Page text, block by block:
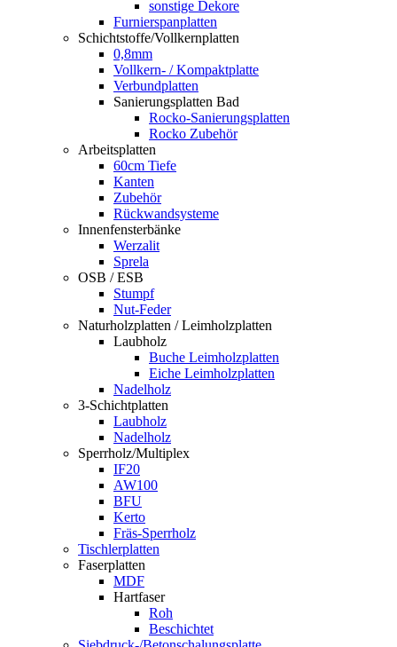
sonstige Dekore
Furnierspanplatten
Schichtstoffe/Vollkernplatten
0,8mm
Vollkern- / Kompaktplatte
Verbundplatten
Sanierungsplatten Bad
Rocko-Sanierungsplatten
Rocko Zubehör
Arbeitsplatten
60cm Tiefe
Kanten
Zubehör
Rückwandsysteme
Innenfensterbänke
Werzalit
Sprela
OSB / ESB
Stumpf
Nut-Feder
Naturholzplatten / Leimholzplatten
Laubholz
Buche Leimholzplatten
Eiche Leimholzplatten
Nadelholz
3-Schichtplatten
Laubholz
Nadelholz
Sperrholz/Multiplex
IF20
AW100
BFU
Kerto
Fräs-Sperrholz
Tischlerplatten
Faserplatten
MDF
Hartfaser
Roh
Beschichtet